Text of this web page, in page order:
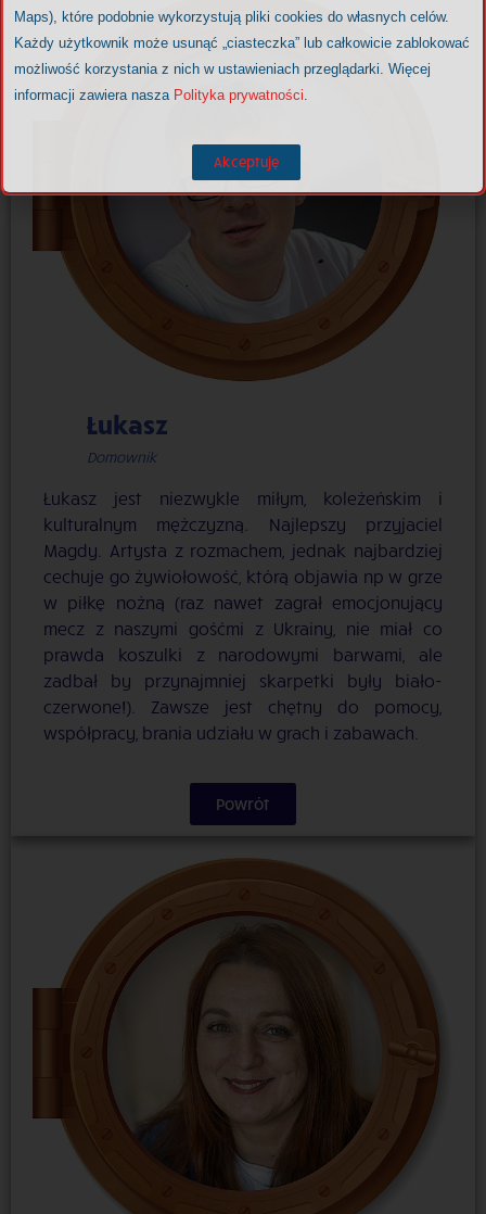
Łukasz
Domownik
Łukasz jest niezwykle miłym, koleżeńskim i
kulturalnym mężczyzną. Najlepszy przyjaciel
Magdy. Artysta z rozmachem, jednak najbardziej
cechuje go żywiołowość, którą objawia np w grze
w piłkę nożną (raz nawet zagrał emocjonujący
mecz z naszymi gośćmi z Ukrainy, nie miał co
prawda koszulki z narodowymi barwami, ale
zadbał by przynajmniej skarpetki były biało-
czerwone!). Zawsze jest chętny do pomocy,
współpracy, brania udziału w grach i zabawach.
Powrót
Maps), które podobnie wykorzystują pliki cookies do własnych celów.
Każdy użytkownik może usunąć „ciasteczka” lub całkowicie zablokować
możliwość korzystania z nich w ustawieniach przeglądarki. Więcej
informacji zawiera nasza Polityka prywatności.
Akceptuję